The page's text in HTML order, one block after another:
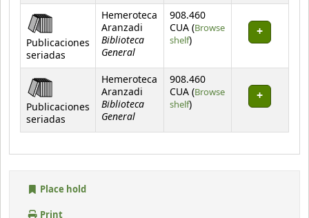
Publicaciones
seriadas
Hemeroteca
Aranzadi
Biblioteca
General
908.460
CUA (Browse
shelf(Opens below)
)
Publicaciones
seriadas
Hemeroteca
Aranzadi
Biblioteca
General
908.460
CUA (Browse
shelf(Opens below)
)
Place hold
Print